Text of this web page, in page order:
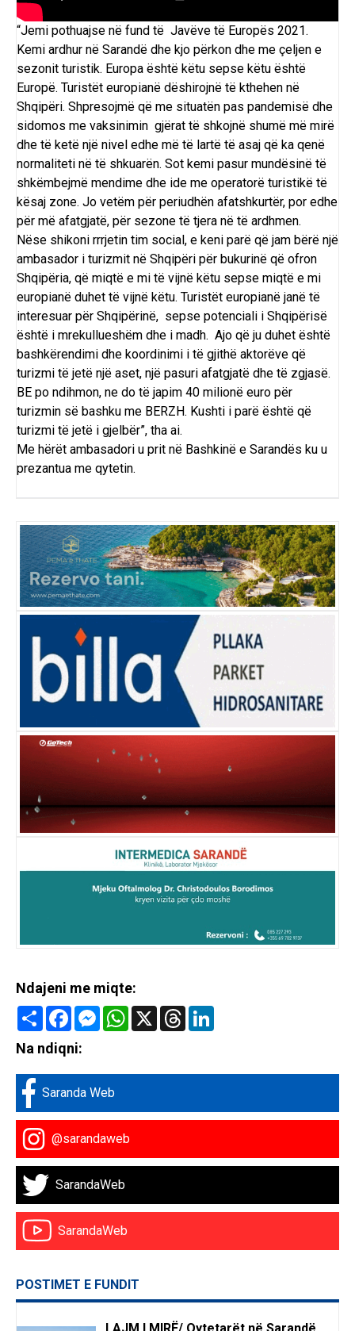
“Jemi pothuajse në fund të Javëve të Europës 2021.
Kemi ardhur në Sarandë dhe kjo përkon dhe me çeljen e
sezonit turistik. Europa është këtu sepse këtu është
Europë. Turistët europianë dëshirojnë të kthehen në
Shqipëri. Shpresojmë që me situatën pas pandemisë dhe
sidomos me vaksinimin gjërat të shkojnë shumë më mirë
dhe të ketë një nivel edhe më të lartë të asaj që ka qenë
normaliteti në të shkuarën. Sot kemi pasur mundësinë të
shkëmbejmë mendime dhe ide me operatorë turistikë të
kësaj zone. Jo vetëm për periudhën afatshkurtër, por edhe
për më afatgjatë, për sezone të tjera në të ardhmen.
Nëse shikoni rrrjetin tim social, e keni parë që jam bërë një
ambasador i turizmit në Shqipëri për bukurinë që ofron
Shqipëria, që miqtë e mi të vijnë këtu sepse miqtë e mi
europianë duhet të vijnë këtu. Turistët europianë janë të
interesuar për Shqipërinë, sepse potenciali i Shqipërisë
është i mrekullueshëm dhe i madh. Ajo që ju duhet është
bashkërendimi dhe koordinimi i të gjithë aktorëve që
turizmi të jetë një aset, një pasuri afatgjatë dhe të zgjasë.
BE po ndihmon, ne do të japim 40 milionë euro për
turizmin së bashku me BERZH. Kushti i parë është që
turizmi të jetë i gjelbër”, tha ai.
Me hërët ambasadori u prit në Bashkinë e Sarandës ku u
prezantua me qytetin.
Ndajeni me miqte:
Share FacebookMessenger
WhatsApp
X Threads
Na ndiqni:
Saranda Web
@sarandaweb
SarandaWeb
SarandaWeb
POSTIMET E FUNDIT